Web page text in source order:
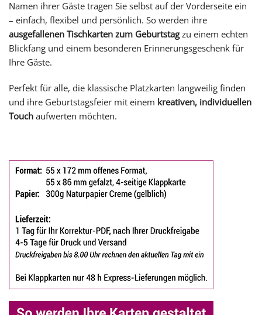
Namen ihrer Gäste tragen Sie selbst auf der Vorderseite ein
– einfach, flexibel und persönlich. So werden ihre
ausgefallenen Tischkarten zum Geburtstagzu einem echten
Blickfang und einem besonderen Erinnerungsgeschenk für
Ihre Gäste.
Perfekt für alle, die klassische Platzkarten langweilig finden
und ihre Geburtstagsfeier mit einem kreativen, individuellen
Touch aufwerten möchten.